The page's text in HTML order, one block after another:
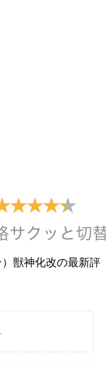
獣神化改の最新評